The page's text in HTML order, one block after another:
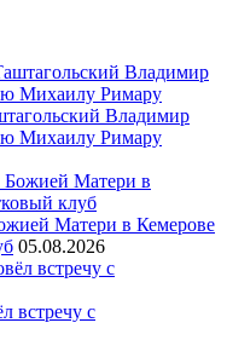
Владимир
Михаилу Римару
Матери в Кемерове
05.08.2026
встречу с